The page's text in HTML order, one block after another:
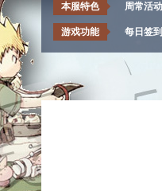
本服特色 周常活动
游戏功能 每日签到